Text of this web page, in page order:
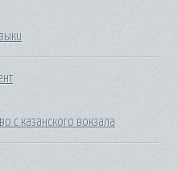
с казанского вокзала